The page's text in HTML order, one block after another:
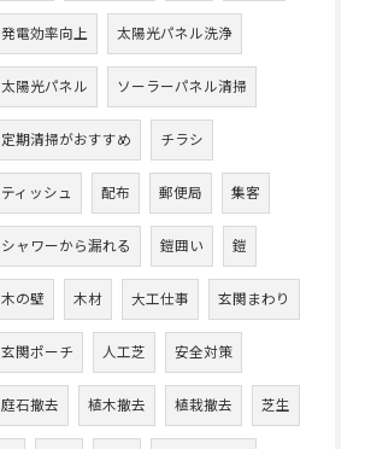
発電効率向上 太陽光パネル洗浄
太陽光パネル ソーラーパネル清掃
定期清掃がおすすめ チラシ
ティッシュ 配布 郵便局 集客
シャワーから漏れる 鎧囲い 鎧
木の壁 木材 大工仕事 玄関まわり
玄関ポーチ 人工芝 安全対策
庭石撤去 植木撤去 植栽撤去 芝生